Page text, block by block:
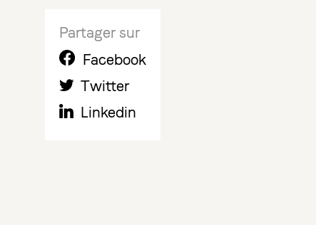
Partager sur
Facebook
Twitter
Linkedin